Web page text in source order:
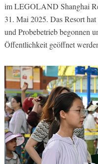
im LEGOLAND Shanghai
31. Mai 2025. Das Resort
und Probebetrieb begonnen
Öffentlichkeit geöffnet